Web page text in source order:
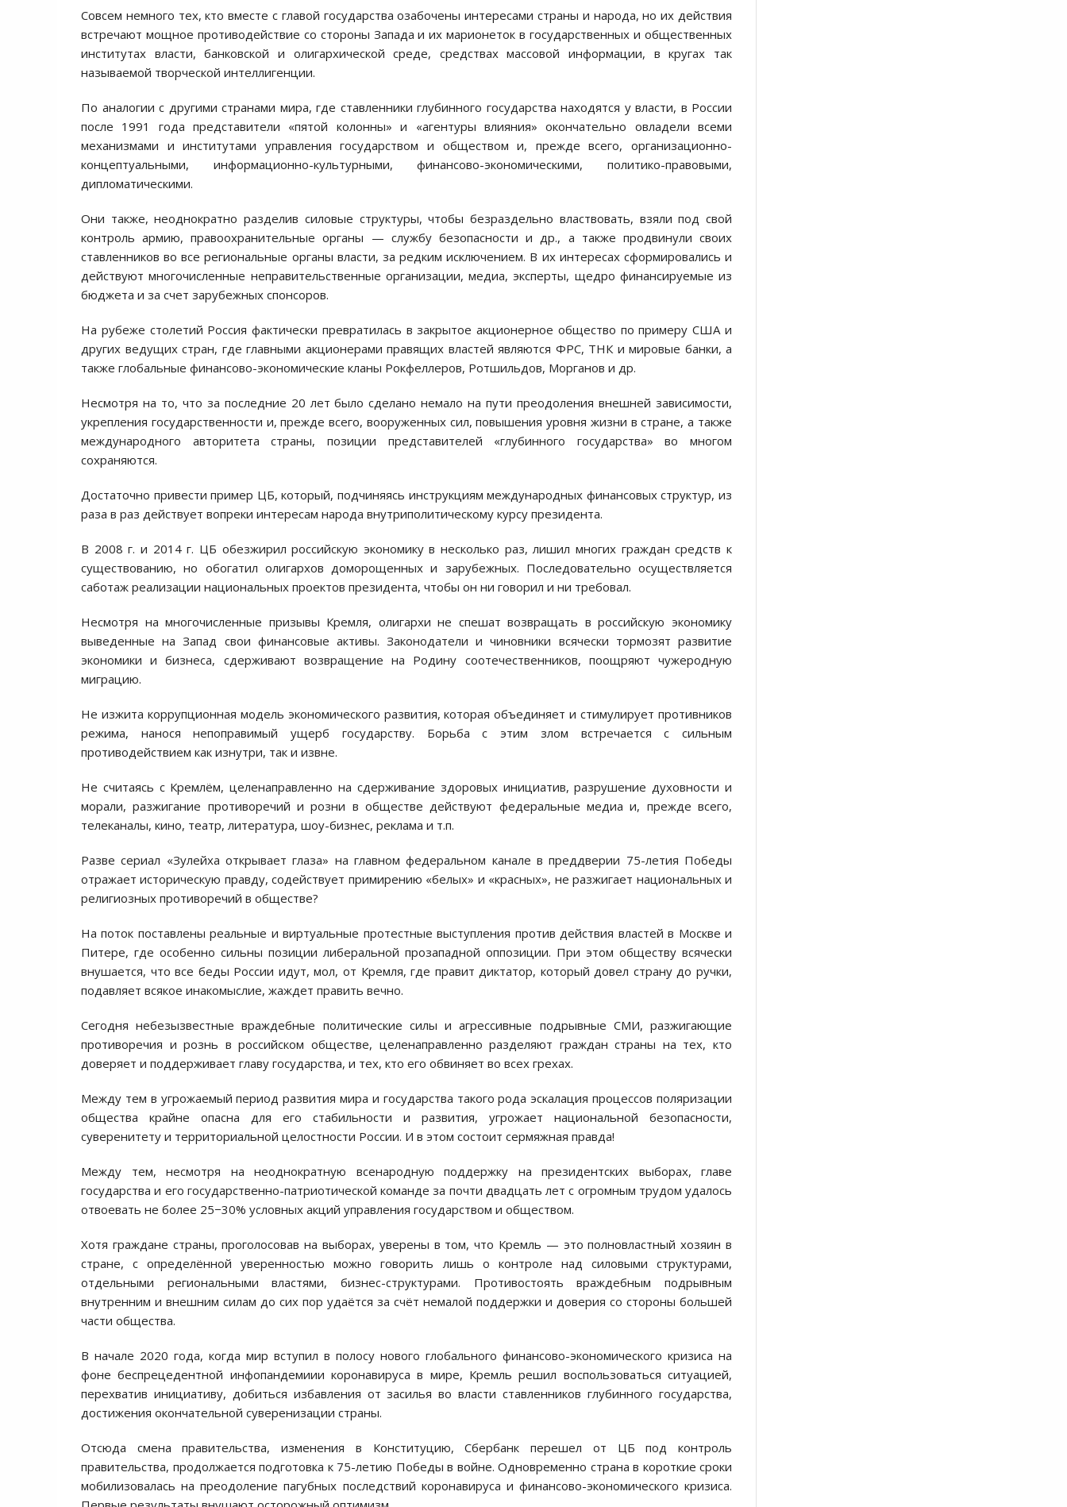
Совсем немного тех, кто вместе с главой государства озабочены интересами страны и народа, но их действия
встречают мощное противодействие со стороны Запада и их марионеток в государственных и общественных
институтах власти, банковской и олигархической среде, средствах массовой информации, в кругах так
называемой творческой интеллигенции.
По аналогии с другими странами мира, где ставленники глубинного государства находятся у власти, в России
после 1991 года представители «пятой колонны» и «агентуры влияния» окончательно овладели всеми
механизмами и институтами управления государством и обществом и, прежде всего, организационно-
концептуальными, информационно-культурными, финансово-экономическими, политико-правовыми,
дипломатическими.
Они также, неоднократно разделив силовые структуры, чтобы безраздельно властвовать, взяли под свой
контроль армию, правоохранительные органы — службу безопасности и др., а также продвинули своих
ставленников во все региональные органы власти, за редким исключением. В их интересах сформировались и
действуют многочисленные неправительственные организации, медиа, эксперты, щедро финансируемые из
бюджета и за счет зарубежных спонсоров.
На рубеже столетий Россия фактически превратилась в закрытое акционерное общество по примеру США и
других ведущих стран, где главными акционерами правящих властей являются ФРС, ТНК и мировые банки, а
также глобальные финансово-экономические кланы Рокфеллеров, Ротшильдов, Морганов и др.
Несмотря на то, что за последние 20 лет было сделано немало на пути преодоления внешней зависимости,
укрепления государственности и, прежде всего, вооруженных сил, повышения уровня жизни в стране, а также
международного авторитета страны, позиции представителей «глубинного государства» во многом
сохраняются.
Достаточно привести пример ЦБ, который, подчиняясь инструкциям международных финансовых структур, из
раза в раз действует вопреки интересам народа внутриполитическому курсу президента.
В 2008 г. и 2014 г. ЦБ обезжирил российскую экономику в несколько раз, лишил многих граждан средств к
существованию, но обогатил олигархов доморощенных и зарубежных. Последовательно осуществляется
саботаж реализации национальных проектов президента, чтобы он ни говорил и ни требовал.
Несмотря на многочисленные призывы Кремля, олигархи не спешат возвращать в российскую экономику
выведенные на Запад свои финансовые активы. Законодатели и чиновники всячески тормозят развитие
экономики и бизнеса, сдерживают возвращение на Родину соотечественников, поощряют чужеродную
миграцию.
Не изжита коррупционная модель экономического развития, которая объединяет и стимулирует противников
режима, нанося непоправимый ущерб государству. Борьба с этим злом встречается с сильным
противодействием как изнутри, так и извне.
Не считаясь с Кремлём, целенаправленно на сдерживание здоровых инициатив, разрушение духовности и
морали, разжигание противоречий и розни в обществе действуют федеральные медиа и, прежде всего,
телеканалы, кино, театр, литература, шоу-бизнес, реклама и т.п.
Разве сериал «Зулейха открывает глаза» на главном федеральном канале в преддверии 75-летия Победы
отражает историческую правду, содействует примирению «белых» и «красных», не разжигает национальных и
религиозных противоречий в обществе?
На поток поставлены реальные и виртуальные протестные выступления против действия властей в Москве и
Питере, где особенно сильны позиции либеральной прозападной оппозиции. При этом обществу всячески
внушается, что все беды России идут, мол, от Кремля, где правит диктатор, который довел страну до ручки,
подавляет всякое инакомыслие, жаждет править вечно.
Сегодня небезызвестные враждебные политические силы и агрессивные подрывные СМИ, разжигающие
противоречия и рознь в российском обществе, целенаправленно разделяют граждан страны на тех, кто
доверяет и поддерживает главу государства, и тех, кто его обвиняет во всех грехах.
Между тем в угрожаемый период развития мира и государства такого рода эскалация процессов поляризации
общества крайне опасна для его стабильности и развития, угрожает национальной безопасности,
суверенитету и территориальной целостности России. И в этом состоит сермяжная правда!
Между тем, несмотря на неоднократную всенародную поддержку на президентских выборах, главе
государства и его государственно-патриотической команде за почти двадцать лет с огромным трудом удалось
отвоевать не более 25−30% условных акций управления государством и обществом.
Хотя граждане страны, проголосовав на выборах, уверены в том, что Кремль — это полновластный хозяин в
стране, с определённой уверенностью можно говорить лишь о контроле над силовыми структурами,
отдельными региональными властями, бизнес-структурами. Противостоять враждебным подрывным
внутренним и внешним силам до сих пор удаётся за счёт немалой поддержки и доверия со стороны большей
части общества.
В начале 2020 года, когда мир вступил в полосу нового глобального финансово-экономического кризиса на
фоне беспрецедентной инфопандемиии коронавируса в мире, Кремль решил воспользоваться ситуацией,
перехватив инициативу, добиться избавления от засилья во власти ставленников глубинного государства,
достижения окончательной суверенизации страны.
Отсюда смена правительства, изменения в Конституцию, Сбербанк перешел от ЦБ под контроль
правительства, продолжается подготовка к 75-летию Победы в войне. Одновременно страна в короткие сроки
мобилизовалась на преодоление пагубных последствий коронавируса и финансово-экономического кризиса.